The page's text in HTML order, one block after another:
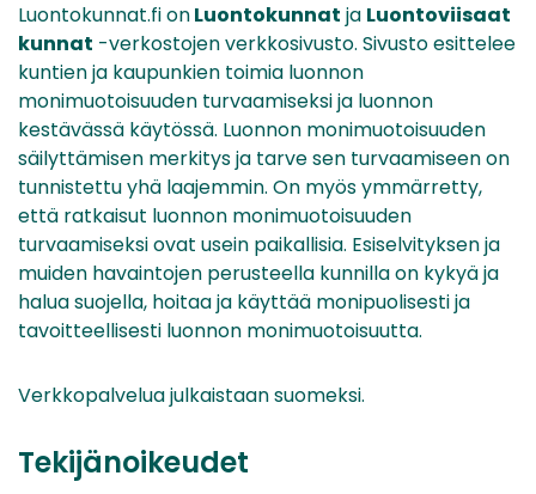
Luontokunnat.fi onLuontokunnat ja Luontoviisaat
kunnat -verkostojen verkkosivusto. Sivusto esittelee
kuntien ja kaupunkien toimia luonnon
monimuotoisuuden turvaamiseksi ja luonnon
kestävässä käytössä. Luonnon monimuotoisuuden
säilyttämisen merkitys ja tarve sen turvaamiseen on
tunnistettu yhä laajemmin. On myös ymmärretty,
että ratkaisut luonnon monimuotoisuuden
turvaamiseksi ovat usein paikallisia. Esiselvityksen ja
muiden havaintojen perusteella kunnilla on kykyä ja
halua suojella, hoitaa ja käyttää monipuolisesti ja
tavoitteellisesti luonnon monimuotoisuutta.
Verkkopalvelua julkaistaan suomeksi.
Tekijänoikeudet